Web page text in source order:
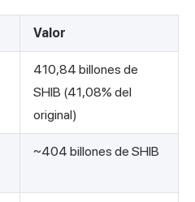
Valor
410,84 billones de
SHIB (41,08% del
original)
~404 billones de SHIB